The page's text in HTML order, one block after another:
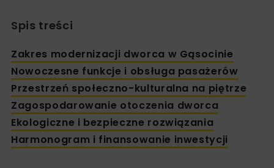
Spis treści
Zakres modernizacji dworca w Gąsocinie
Nowoczesne funkcje i obsługa pasażerów
Przestrzeń społeczno-kulturalna na piętrze
Zagospodarowanie otoczenia dworca
Ekologiczne i bezpieczne rozwiązania
Harmonogram i finansowanie inwestycji